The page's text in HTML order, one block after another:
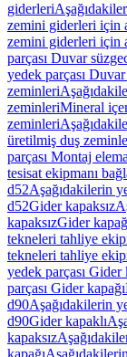
giderleri
zemini giderleri için
zemini giderleri için
parçası Duvar
yedek parçası
zeminleri
zeminleriMineral
zeminleri
üretilmiş duş
parçası Montaj
tesisat ekipmanı
d52Aşağıdakilerin
d52Gider kapaksız
kapaksızGider
tekneleri tahliye
tekneleri tahliye
yedek parçası Gider
parçası Gider kapağı
d90Aşağıdakilerin
d90Gider kapaklı
kapaksız
kapağı